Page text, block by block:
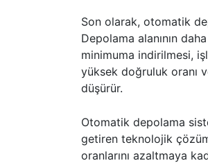
Son olarak, otomatik
Depolama alanının
minimuma indirilmesi,
yüksek doğruluk oranı
düşürür.
Otomatik depolama
getiren teknolojik
oranlarını azaltmaya